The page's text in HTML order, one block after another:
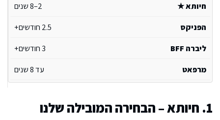
2–8 שנים
2.5 חודשים+
3 חודשים+
עד 8 שנים
1. חיותא – הבחירה המובילה שלנו